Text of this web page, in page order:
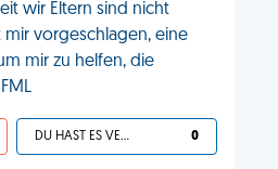
wir Eltern sind nicht
vorgeschlagen, eine
mir zu helfen, die
DU HAST ES VERDIENT 0